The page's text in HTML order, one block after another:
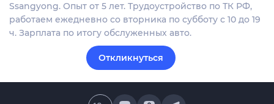
Ssangyong. Опыт от 5 лет. Трудоустройство по ТК РФ,
работаем ежедневно со вторника по субботу с 10 до 19
ч. Зарплата по итогу обслуженных авто.
Откликнуться